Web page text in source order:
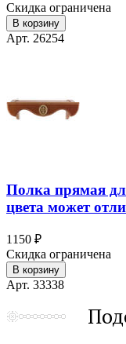
Скидка ограничена
В корзину
Арт. 26254
Полка прямая
цвета может
1150 ₽
Скидка ограничена
В корзину
Арт. 33338